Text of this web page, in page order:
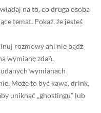
na to, co druga osoba
temat. Pokaż, że jesteś
rozmowy ani nie bądź
wymianę zdań.
wymianach
Może to być kawa, drink,
uniknąć „ghostingu” lub